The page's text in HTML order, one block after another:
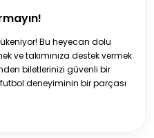
Bu heyecan dolu
ve takımınıza destek vermek
biletlerinizi güvenli bir
deneyiminin bir parçası